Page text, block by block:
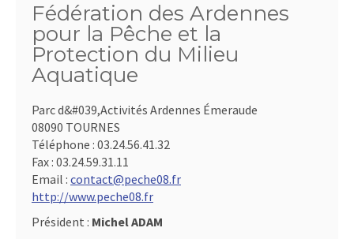
Fédération des Ardennes
pour la Pêche et la
Protection du Milieu
Aquatique
Parc d&#039,Activités Ardennes Émeraude
08090 TOURNES
Téléphone : 03.24.56.41.32
Fax : 03.24.59.31.11
Email : contact@peche08.fr
http://www.peche08.fr
Président : Michel ADAM